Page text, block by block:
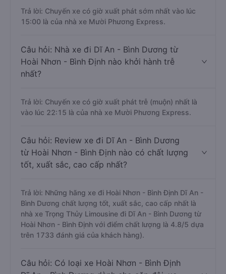
Trả lời: Chuyến xe có giờ xuất phát sớm nhất vào lúc
15:00 là của nhà xe Mười Phương Express.
Câu hỏi: Nhà xe đi Dĩ An - Bình Dương từ
Hoài Nhơn - Bình Định nào khởi hành trễ
nhất?
Trả lời: Chuyến xe có giờ xuất phát trễ (muộn) nhất là
vào lúc 22:15 là của nhà xe Mười Phương Express.
Câu hỏi: Review xe đi Dĩ An - Bình Dương
từ Hoài Nhơn - Bình Định nào có chất lượng
tốt, xuất sắc, cao cấp nhất?
Trả lời: Những hãng xe đi Hoài Nhơn - Bình Định Dĩ An -
Bình Dương chất lượng tốt, xuất sắc, cao cấp nhất là
nhà xe Trọng Thủy Limousine đi Dĩ An - Bình Dương từ
Hoài Nhơn - Bình Định với điểm chất lượng là 4.8/5 dựa
trên 1733 đánh giá của khách hàng).
Câu hỏi: Có loại xe Hoài Nhơn - Bình Định